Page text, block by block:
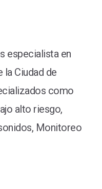
especialista en
la Ciudad de
como
alto riesgo,
Monitoreo